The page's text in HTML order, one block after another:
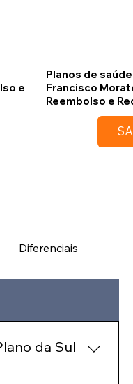
Diferenciais
da Sul
e
Planos de
Francisco
Reembolso e